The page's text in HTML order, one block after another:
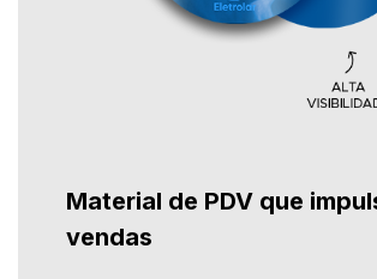
Material de PDV que
vendas